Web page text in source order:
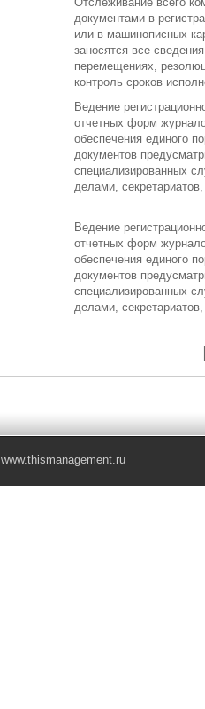
документами в
или в машинописных
заносятся все
перемещениях,
контроль сроков
Ведение
отчетных форм
обеспечения единого
документов
специализированных
делами,
Ведение
отчетных форм
обеспечения единого
документов
специализированных
делами,
www.thismanagement.ru